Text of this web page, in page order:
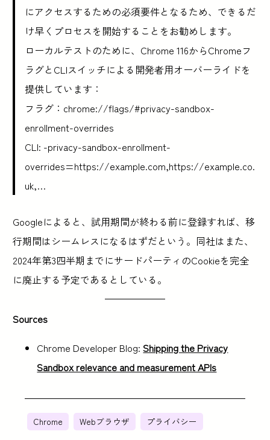
にアクセスするための必須要件となるため、できるだ
け早くプロセスを開始することをお勧めします。
ローカルテストのために、Chrome 116からChromeフ
ラグとCLIスイッチによる開発者用オーバーライドを
提供しています：
フラグ：chrome://flags/#privacy-sandbox-
enrollment-overrides
CLI: -privacy-sandbox-enrollment-
overrides=https://example.com,https://example.co.
uk,…
Googleによると、試用期間が終わる前に登録すれば、移
行期間はシームレスになるはずだという。同社はまた、
2024年第3四半期までにサードパーティのCookieを完全
に廃止する予定であるとしている。
Sources
Chrome Developer Blog:Shipping the Privacy
Sandbox relevance and measurement APIs
Chrome Webブラウザ プライバシー